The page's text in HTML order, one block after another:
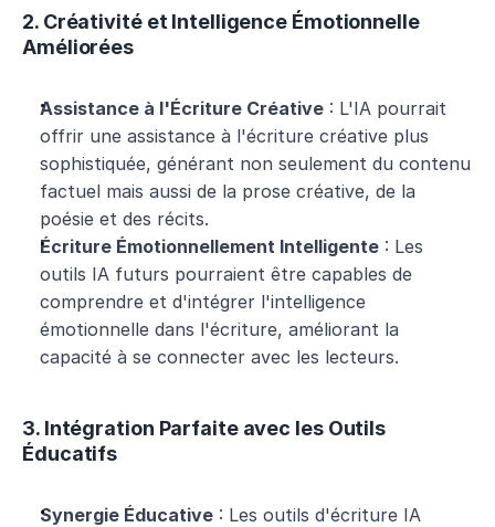
2. Créativité et Intelligence Émotionnelle
Améliorées
Assistance à l'Écriture Créative : L'IA pourrait
offrir une assistance à l'écriture créative plus
sophistiquée, générant non seulement du contenu
factuel mais aussi de la prose créative, de la
poésie et des récits.
Écriture Émotionnellement Intelligente : Les
outils IA futurs pourraient être capables de
comprendre et d'intégrer l'intelligence
émotionnelle dans l'écriture, améliorant la
capacité à se connecter avec les lecteurs.
3. Intégration Parfaite avec les Outils
Éducatifs
Synergie Éducative : Les outils d'écriture IA